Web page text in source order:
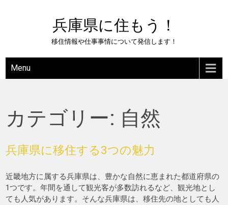
兵庫県に住もう！
移住情報や仕事事情について発信します！
Menu
カテゴリー: 自然
兵庫県に移住する3つの魅力
近畿地方に属する兵庫県は、豊かな自然に恵まれた都道府県の
1つです。年間を通して観光客が多数訪れるなど、観光地とし
ても人気があります。そんな兵庫県は、移住先の地としても人